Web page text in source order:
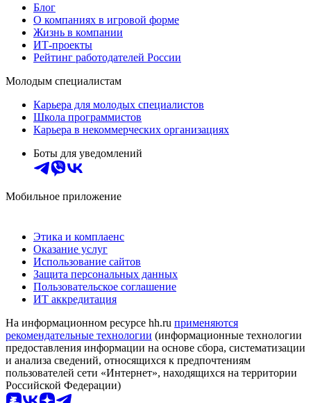
Блог
О компаниях в игровой форме
Жизнь в компании
ИТ-проекты
Рейтинг работодателей России
Молодым специалистам
Карьера для молодых специалистов
Школа программистов
Карьера в некоммерческих организациях
Боты для уведомлений
Мобильное приложение
Этика и комплаенс
Оказание услуг
Использование сайтов
Защита персональных данных
Пользовательское соглашение
ИТ аккредитация
На информационном ресурсе hh.ru применяются
рекомендательные технологии (информационные технологии
предоставления информации на основе сбора, систематизации
и анализа сведений, относящихся к предпочтениям
пользователей сети «Интернет», находящихся на территории
Российской Федерации)